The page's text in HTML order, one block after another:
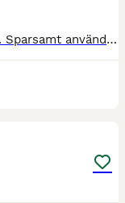
Loksele har använts till Shetland/Russ. Sparsamt använd. Yttermått på loke 65 cm Innermått på stoppningen 43 cm